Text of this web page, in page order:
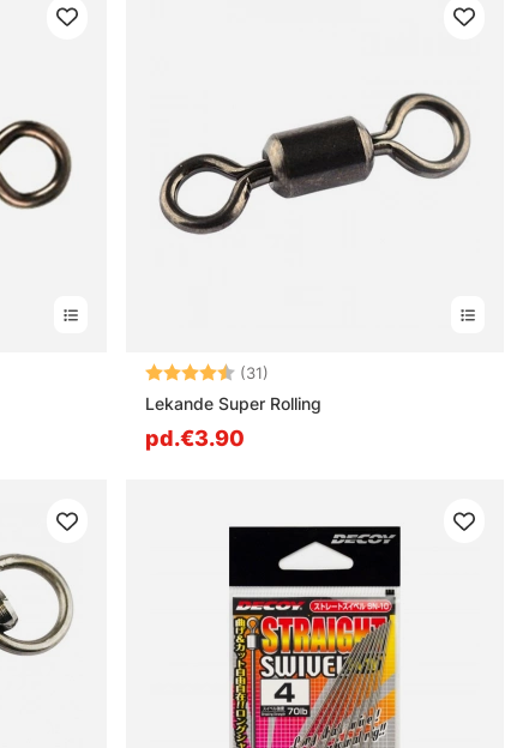
Note: (31)
Lekande Super Rolling
pd.€3.90